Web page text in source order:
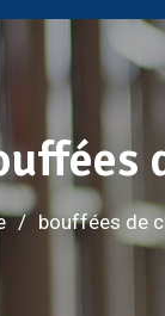
bouffées de